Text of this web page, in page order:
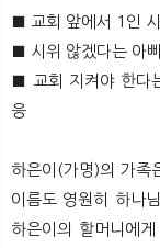
뉴
■ 교회 앞에서 1인
■ 시위 않겠다는 아
■ 교회 지켜야 한다
응
하은이(가명)의 가족
이름도 영원히 하나
하은이의 할머니에